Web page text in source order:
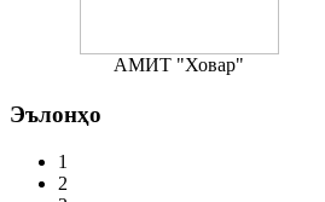
АМИТ "Ховар"
Эълонҳо
1
2